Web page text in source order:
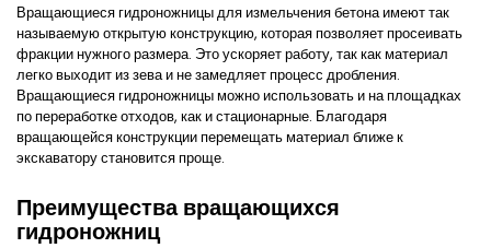
Вращающиеся гидроножницы для измельчения бетона имеют так
называемую открытую конструкцию, которая позволяет просеивать
фракции нужного размера. Это ускоряет работу, так как материал
легко выходит из зева и не замедляет процесс дробления.
Вращающиеся гидроножницы можно использовать и на площадках
по переработке отходов, как и стационарные. Благодаря
вращающейся конструкции перемещать материал ближе к
экскаватору становится проще.
Преимущества вращающихся
гидроножниц